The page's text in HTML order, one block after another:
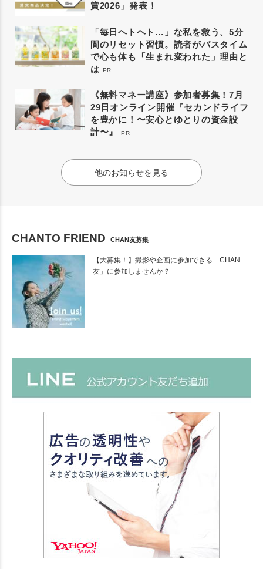
賞2026」発表！
「毎日ヘトヘト…」な私を救う、5分
間のリセット習慣。読者がバスタイム
で心も体も「生まれ変われた」理由と
は
PR
《無料マネー講座》参加者募集！7月
29日オンライン開催『セカンドライフ
を豊かに！〜安心とゆとりの資金設
計〜』
PR
他のお知らせを見る
CHANTO FRIEND CHAN友募集
【大募集！】撮影や企画に参加できる「CHAN
友」に参加しませんか？